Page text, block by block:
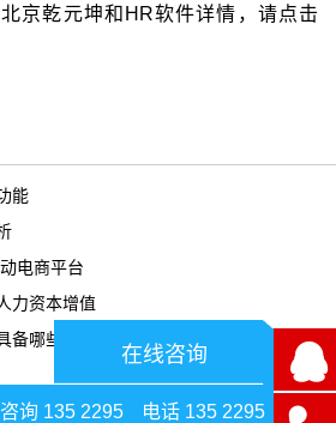
京乾元坤和HR软件详情，请点击
能
电商平台
力资本增值
备哪些特质？
在线咨询
咨询 135 2295 电话 135 2295